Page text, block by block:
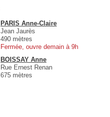
PARIS Anne-Claire
Jean Jaurès
490 mètres
Fermée, ouvre demain à 9h
BOISSAY Anne
Rue Ernest Renan
675 mètres